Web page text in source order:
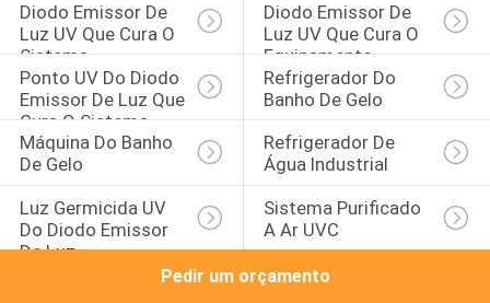
Diodo Emissor De
Luz UV Que Cura O
Sistema
Diodo Emissor De
Luz UV Que Cura O
Equipamento
Ponto UV Do Diodo
Emissor De Luz Que
Cura O Sistema
Refrigerador Do
Banho De Gelo
Máquina Do Banho
De Gelo
Refrigerador De
Água Industrial
Luz Germicida UV
Do Diodo Emissor
De Luz
Sistema Purificado
A Ar UVC
Pedir um orçamento